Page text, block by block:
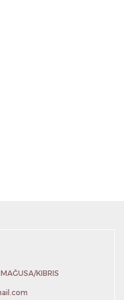
KIBRIS